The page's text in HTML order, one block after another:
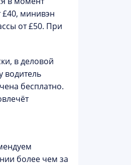
минивэн
от £50. При
в деловой
водитель
бесплатно.
более чем за